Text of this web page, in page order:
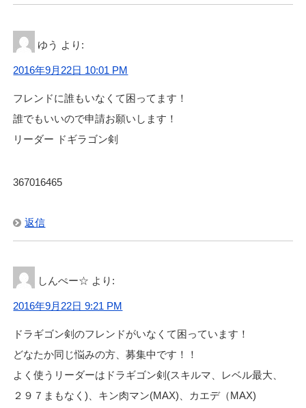
ゆう より:
2016年9月22日 10:01 PM
フレンドに誰もいなくて困ってます！
誰でもいいので申請お願いします！
リーダー ドギラゴン剣
367016465
返信
しんぺー☆ より:
2016年9月22日 9:21 PM
ドラギゴン剣のフレンドがいなくて困っています！
どなたか同じ悩みの方、募集中です！！
よく使うリーダーはドラギゴン剣(スキルマ、レベル最大、
２９７まもなく)、キン肉マン(MAX)、カエデ（MAX)